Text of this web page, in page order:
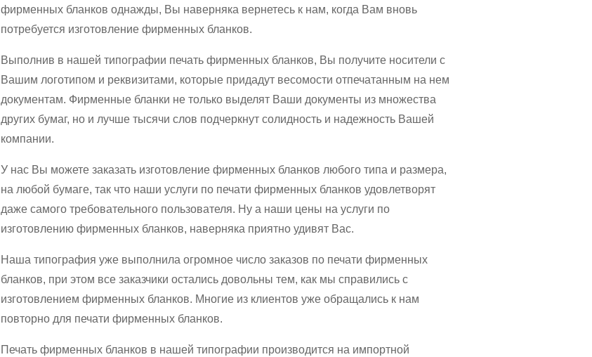
фирменных бланков однажды, Вы наверняка вернетесь к нам, когда Вам вновь
потребуется изготовление фирменных бланков.
Выполнив в нашей типографии печать фирменных бланков, Вы получите носители с
Вашим логотипом и реквизитами, которые придадут весомости отпечатанным на нем
документам. Фирменные бланки не только выделят Ваши документы из множества
других бумаг, но и лучше тысячи слов подчеркнут солидность и надежность Вашей
компании.
У нас Вы можете заказать изготовление фирменных бланков любого типа и размера,
на любой бумаге, так что наши услуги по печати фирменных бланков удовлетворят
даже самого требовательного пользователя. Ну а наши цены на услуги по
изготовлению фирменных бланков, наверняка приятно удивят Вас.
Наша типография уже выполнила огромное число заказов по печати фирменных
бланков, при этом все заказчики остались довольны тем, как мы справились с
изготовлением фирменных бланков. Многие из клиентов уже обращались к нам
повторно для печати фирменных бланков.
Печать фирменных бланков в нашей типографии производится на импортной